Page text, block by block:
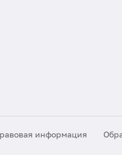
информация